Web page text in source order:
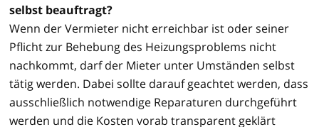
selbst beauftragt?
Wenn der Vermieter nicht erreichbar ist oder seiner
Pflicht zur Behebung des Heizungsproblems nicht
nachkommt, darf der Mieter unter Umständen selbst
tätig werden. Dabei sollte darauf geachtet werden, dass
ausschließlich notwendige Reparaturen durchgeführt
werden und die Kosten vorab transparent geklärt